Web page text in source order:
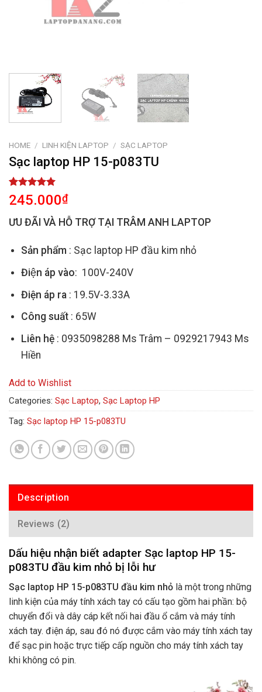
HOME / LINH KIỆN LAPTOP / SẠC LAPTOP
Sạc laptop HP 15-p083TU
Rated 5.00
out of 5
based on
2
customer
245.000₫
ƯU ĐÃI VÀ HỖ TRỢ TẠI TRÂM ANH LAPTOP
Sản phẩm : Sạc laptop HP đầu kim nhỏ
Điện áp vào: 100V-240V
Điện áp ra: 19.5V-3.33A
Công suất: 65W
Liên hệ: 0935098288 Ms Trâm – 0929217943 Ms
Hiền
Add to Wishlist
Categories: Sạc Laptop, Sạc Laptop HP
Tag: Sạc laptop HP 15-p083TU
Description
Reviews (2)
Dấu hiệu nhận biết adapter Sạc laptop HP 15-
p083TU đầu kim nhỏ bị lỗi hư
Sạc laptop HP 15-p083TU đầu kim nhỏ là một trong những
linh kiện của máy tính xách tay có cấu tạo gồm hai phần: bộ
chuyển đổi và dây cáp kết nối hai đầu ổ cắm và máy tính
xách tay. điện áp, sau đó nó được cắm vào máy tính xách tay
để sạc pin hoặc trực tiếp cấp nguồn cho máy tính xách tay
khi không có pin.